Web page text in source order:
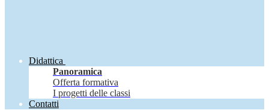
Didattica
Panoramica
Offerta formativa
I progetti delle classi
Contatti